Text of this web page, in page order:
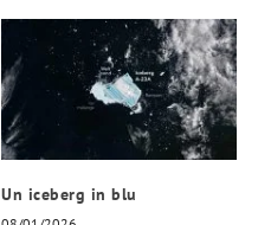
Un iceberg in blu